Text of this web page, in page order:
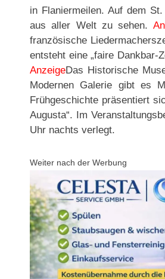
in Flaniermeilen. Auf dem
aus aller Welt zu sehen.
französische
entsteht eine „faire Dankbar-
AnzeigeDas Historische
Modernen Galerie gibt es
Frühgeschichte präsentiert
Augusta“. Im
Uhr nachts verlegt.
Weiter nach der Werbung